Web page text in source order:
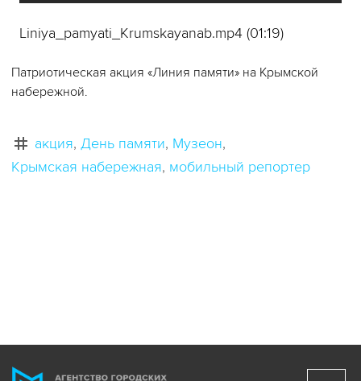
Liniya_pamyati_Krumskayanab.mp4 (01:19)
Патриотическая акция «Линия памяти» на Крымской
набережной.
акция День памяти Музеон
Крымская набережная мобильный репортер